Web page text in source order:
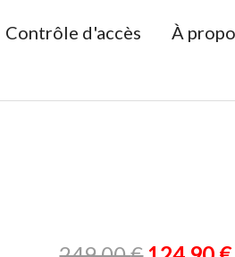
Contrôle d'accès
À
quantité